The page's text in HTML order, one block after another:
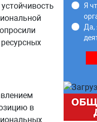
в
Я
Да,